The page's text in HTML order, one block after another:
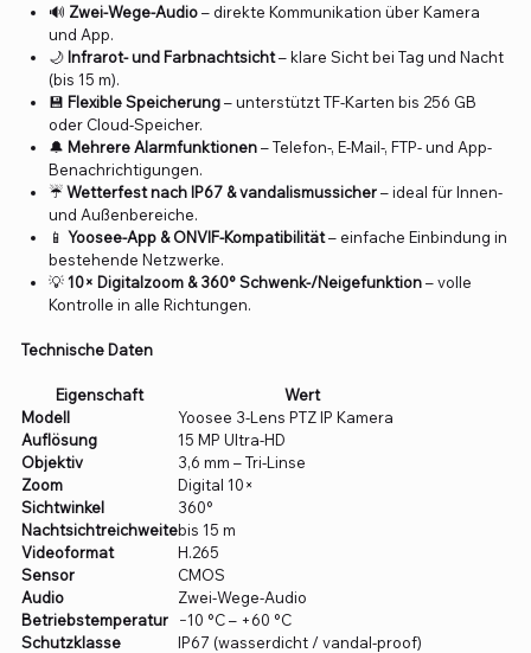
🔊 Zwei-Wege-Audio– direkte Kommunikation über Kamera
und App.
🌙 Infrarot- und Farbnachtsicht– klare Sicht bei Tag und Nacht
(bis 15 m).
💾 Flexible Speicherung– unterstützt TF-Karten bis 256 GB
oder Cloud-Speicher.
🔔 Mehrere Alarmfunktionen– Telefon-, E-Mail-, FTP- und App-
Benachrichtigungen.
☔Wetterfest nach IP67 & vandalismussicher– ideal für Innen-
und Außenbereiche.
📱Yoosee-App & ONVIF-Kompatibilität– einfache Einbindung in
bestehende Netzwerke.
💡10× Digitalzoom & 360° Schwenk-/Neigefunktion– volle
Kontrolle in alle Richtungen.
Technische Daten
Eigenschaft
Wert
Modell
Yoosee 3-Lens PTZ IP Kamera
Auflösung
15 MP Ultra-HD
Objektiv
3,6 mm – Tri-Linse
Zoom
Digital 10×
Sichtwinkel
360°
Nachtsichtreichweitebis 15 m
Videoformat
H.265
Sensor
CMOS
Audio
Zwei-Wege-Audio
Betriebstemperatur
−10 °C – +60 °C
Schutzklasse
IP67 (wasserdicht / vandal-proof)